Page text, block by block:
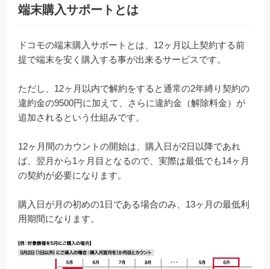
端末購入サポートとは
ドコモの端末購入サポートとは、12ヶ月以上契約する前
提で端末を安く購入する事が出来るサービスです。
ただし、12ヶ月以内で解約をすると通常の2年縛り契約の
違約金の9500円に加えて、さらに違約金（解除料金）が
追加されるという仕組みです。
12ヶ月間のカウントの開始は、購入日が2日以降であれ
ば、翌月から1ヶ月目となるので、実際は最低でも14ヶ月
の契約が必要になります。
購入日が月の初めの1日である場合のみ、13ヶ月の最低利
用期間になります。